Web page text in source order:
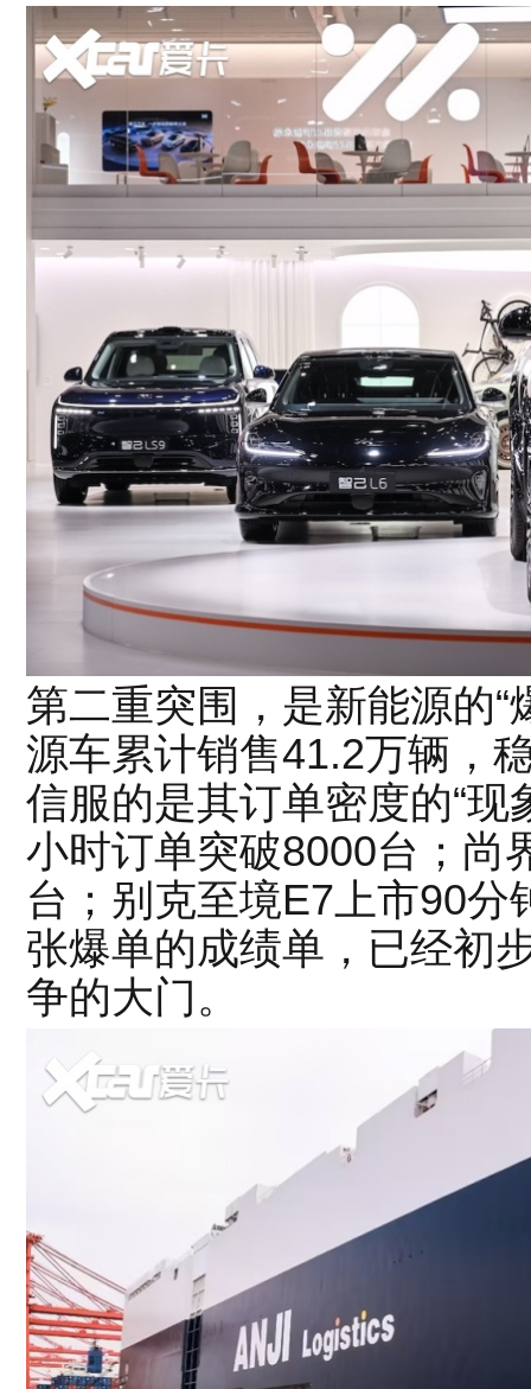
第二重突围，是新能源的“
源车累计销售41.2万辆，
信服的是其订单密度的“现
小时订单突破8000台；尚
台；别克至境E7上市90
张爆单的成绩单，已经初
争的大门。